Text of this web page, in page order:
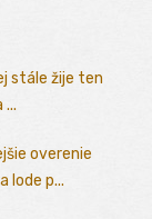
stále žije ten
overenie
lode p...